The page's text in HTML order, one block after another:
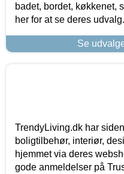
badet, bordet, køkkenet,
her for at se deres udvalg.
Se
TrendyLiving.dk har
boligtilbehør, interiør,
hjemmet via deres
gode anmeldelser på